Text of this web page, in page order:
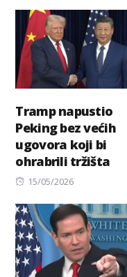
Tramp napustio
Peking bez većih
ugovora koji bi
ohrabrili tržišta
Posted
15/05/2026